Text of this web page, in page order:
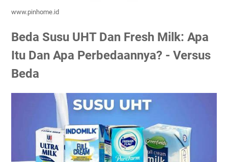
www.pinhome.id
Beda Susu UHT Dan Fresh Milk: Apa
Itu Dan Apa Perbedaannya? - Versus
Beda